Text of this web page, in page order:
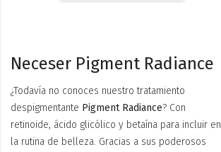
Neceser Pigment Radiance
¿Todavía no conoces nuestro tratamiento
despigmentante Pigment Radiance? Con
retinoide, ácido glicólico y betaína para incluir en
la rutina de belleza. Gracias a sus poderosos